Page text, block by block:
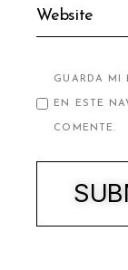
GUARDA MI
EN ESTE
COMENTE.